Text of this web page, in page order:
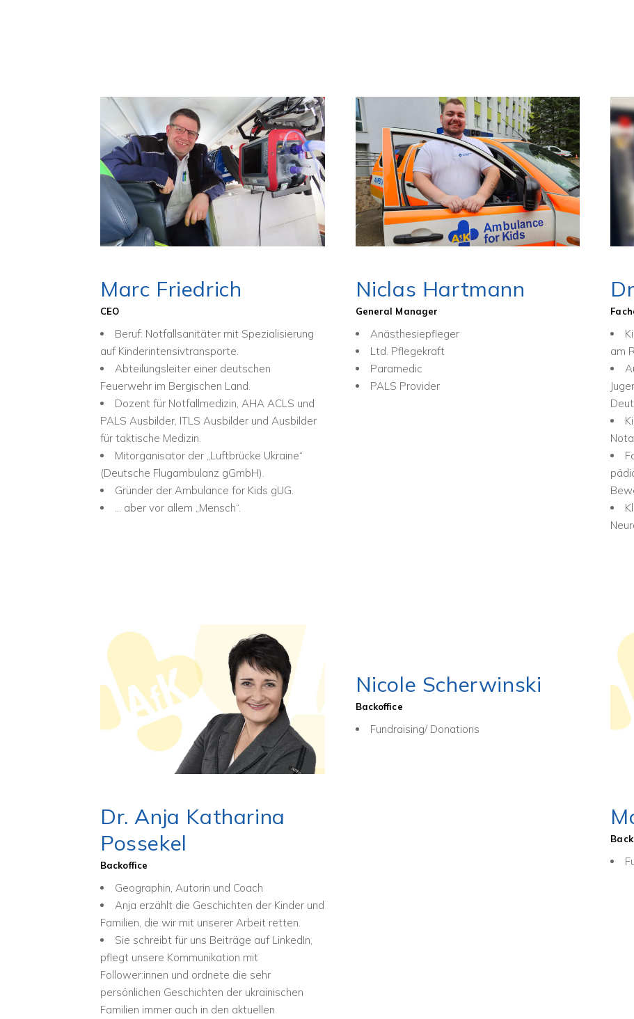
Marc Friedrich
CEO
Beruf: Notfallsanitäter mit Spezialisierung
auf Kinderintensivtransporte.
Abteilungsleiter einer deutschen
Feuerwehr im Bergischen Land.
Dozent für Notfallmedizin, AHA ACLS und
PALS Ausbilder, ITLS Ausbilder und Ausbilder
für taktische Medizin.
Mitorganisator der „Luftbrücke Ukraine“
(Deutsche Flugambulanz gGmbH).
Gründer der Ambulance for Kids gUG.
... aber vor allem „Mensch“.
Niclas Hartmann
General Manager
Anästhesiepfleger
Ltd. Pflegekraft
Paramedic
PALS Provider
am
Dr. Anja Katharina
Possekel
Backoffice
Geographin, Autorin und Coach
Anja erzählt die Geschichten der Kinder und
Familien, die wir mit unserer Arbeit retten.
Sie schreibt für uns Beiträge auf LinkedIn,
pflegt unsere Kommunikation mit
Follower:innen und ordnete die sehr
persönlichen Geschichten der ukrainischen
Familien immer auch in den aktuellen
Nicole Scherwinski
Backoffice
Fundraising/ Donations